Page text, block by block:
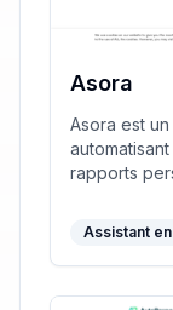
Asora
Asora est
rapports
Assistant